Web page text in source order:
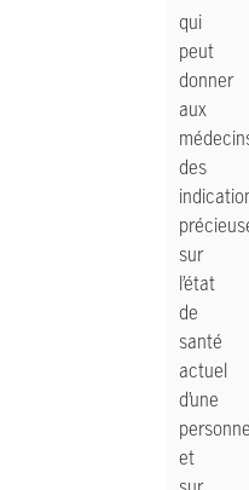
qui
peut
donner
aux
des
sur
l’état
de
santé
actuel
d’une
et